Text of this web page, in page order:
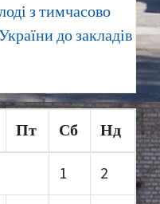
з тимчасово
до закладів
Пт Сб Нд
1 2